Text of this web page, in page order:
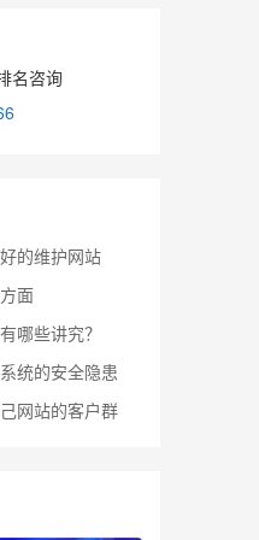
名咨询
的维护网站
面
哪些讲究？
统的安全隐患
网站的客户群